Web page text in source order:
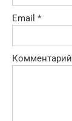
Email *
Комментарий